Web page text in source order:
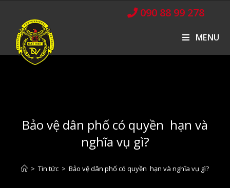
090 88 99 278
MENU
Bảo vệ dân phố có quyền hạn và
nghĩa vụ gì?
> Tin tức > Bảo vệ dân phố có quyền hạn và nghĩa vụ gì?